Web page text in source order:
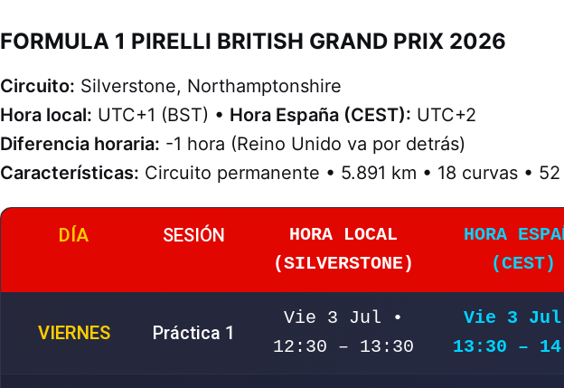
FORMULA 1 PIRELLI BRITISH GRAND PRIX 2026
Circuito: Silverstone, Northamptonshire
Hora local: UTC+1 (BST) • Hora España (CEST): UTC+2
Diferencia horaria: -1 hora (Reino Unido va por detrás)
Características: Circuito permanente • 5.891 km • 18 curvas •
DÍA SESIÓN
HORA LOCAL
(SILVERSTONE)
HORA
(CEST)
VIERNES Práctica 1
Vie 3 Jul •
12:30 – 13:30
Vie 3
13:30 –